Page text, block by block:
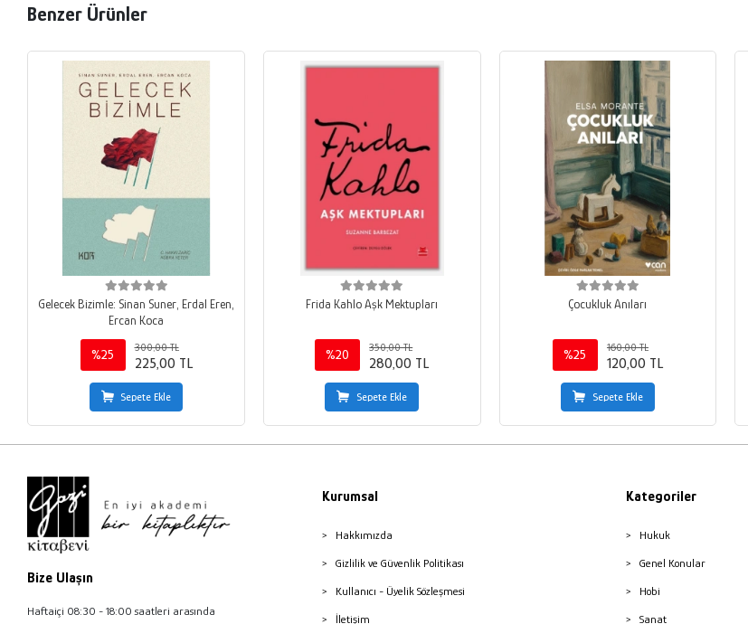
Benzer Ürünler
Gelecek Bizimle: Sinan Suner, Erdal Eren,
Ercan Koca
%25
300,00 TL
225,00 TL
Sepete Ekle
Frida Kahlo Aşk Mektupları
%20
350,00 TL
280,00 TL
Sepete Ekle
Çocukluk Anıları
%25
160,00 TL
120,00 TL
Sepete Ekle
Bize Ulaşın
Haftaiçi 08:30 - 18:00 saatleri arasında
Kurumsal
Hakkımızda
Gizlilik ve Güvenlik Politikası
Kullanıcı - Üyelik Sözleşmesi
İletişim
Kategoriler
Hukuk
Genel Konular
Hobi
Sanat